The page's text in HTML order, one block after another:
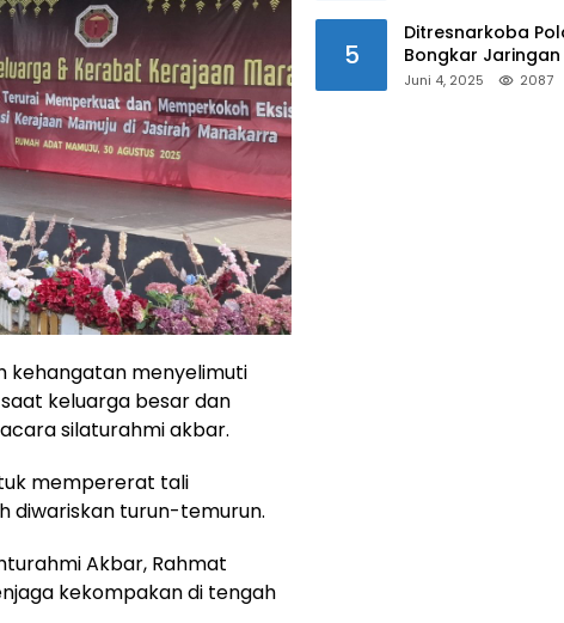
kehangatan menyelimuti
keluarga besar dan
silaturahmi akbar.
mempererat tali
diwariskan turun-temurun.
Akbar, Rahmat
kekompakan di tengah
5
Ditresnarkoba
Bongkar
Mamuju, Dua Pria
Juni 4, 2025 2087